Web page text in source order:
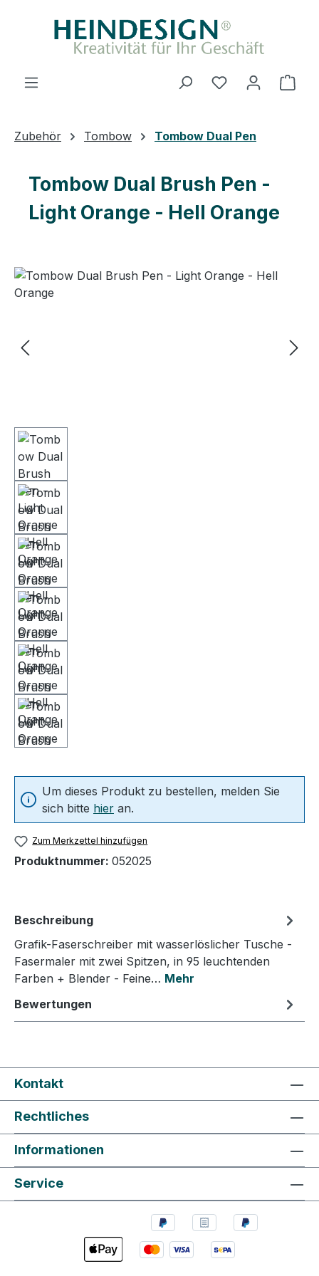
Zum Hauptinhalt springen
Zubehör Tombow Tombow Dual Pen
Tombow Dual Brush Pen -
Light Orange - Hell Orange
Bildergalerie überspringen
Um dieses Produkt zu bestellen, melden Sie
sich bitte hier an.
Zum Merkzettel hinzufügen
Produktnummer: 052025
Beschreibung
Grafik-Faserschreiber mit wasserlöslicher Tusche -
Fasermaler mit zwei Spitzen, in 95 leuchtenden
Farben + Blender - Feine… Mehr
Bewertungen
Kontakt
Rechtliches
Informationen
Service